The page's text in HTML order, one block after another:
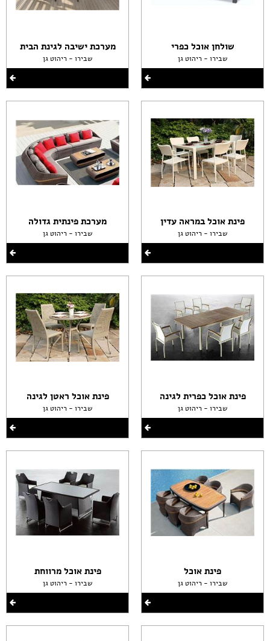
שולחן אוכל כפרי
שבירו - ריהוט גן
פינת אוכל במראה עדין
שבירו - ריהוט גן
פינת אוכל כפרית לגינה
שבירו - ריהוט גן
פינת אוכל
שבירו - ריהוט גן
מערכת ישיבה לגינת הבית
שבירו - ריהוט גן
מערכת פינתית גדולה
שבירו - ריהוט גן
פינת אוכל ראטן לגינה
שבירו - ריהוט גן
פינת אוכל מרווחת
שבירו - ריהוט גן